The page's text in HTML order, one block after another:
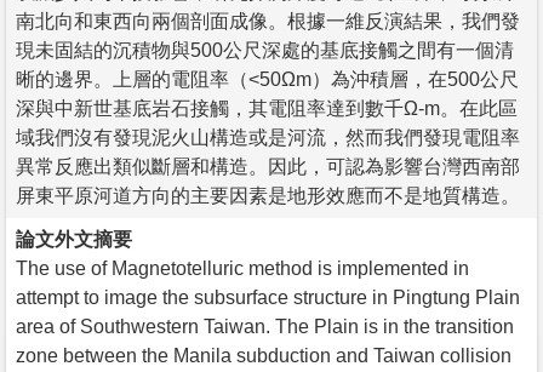
南北向和東西向兩個剖面成像。根據一維反演結果，我們發
現未固結的沉積物與500公尺深處的基底接觸之間有一個清
晰的邊界。上層的電阻率（<50Ωm）為沖積層，在500公尺
深與中新世基底岩石接觸，其電阻率達到數千Ω-m。在此區
域我們沒有發現泥火山構造或是河流，然而我們發現電阻率
異常反應出類似斷層和構造。因此，可認為影響台灣西南部
屏東平原河道方向的主要因素是地形效應而不是地質構造。
論文外文摘要
The use of Magnetotelluric method is implemented in
attempt to image the subsurface structure in Pingtung Plain
area of Southwestern Taiwan. The Plain is in the transition
zone between the Manila subduction and Taiwan collision